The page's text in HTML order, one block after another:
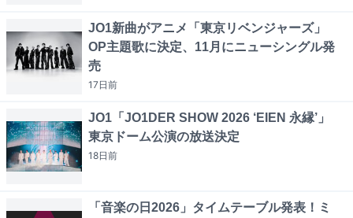
JO1新曲がアニメ「東京リベンジャーズ」
OP主題歌に決定、11月にニューシングル発
売
17日前
JO1「JO1DER SHOW 2026 ‘EIEN 永縁’」
東京ドーム公演の放送決定
18日前
「音楽の日2026」タイムテーブル発表！ミ